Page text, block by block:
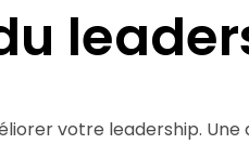
votre leadership.